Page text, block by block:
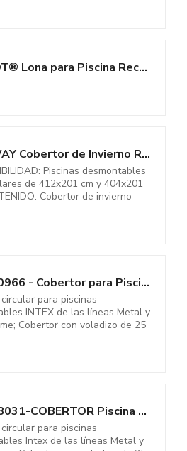
VOUNOT® Lona para Piscina Rectangular 4 x 8 m, Cubierta Protectora PE de...
BESTWAY Cobertor de Invierno Rectangular 396x185 cm para Piscinas...
Piscinas desmontables
de 412x201 cm y 404x201
Cobertor de invierno
Intex 50966 - Cobertor para Piscinas Desmontables Metal y Prism Frame 305...
para piscinas
INTEX de las líneas Metal y
Cobertor con voladizo de 25
Intex 28031-COBERTOR Piscina Metal Frame 366CM
para piscinas
Intex de las líneas Metal y